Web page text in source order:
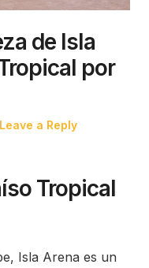
de Isla
por
Leave a Reply
Tropical
Isla Arena es un